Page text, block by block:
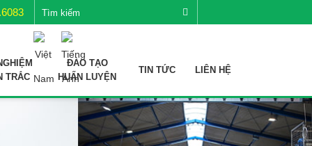
TRẮC
ĐÀO TẠO
HUẤN LUYỆN
TIN TỨC LIÊN HỆ